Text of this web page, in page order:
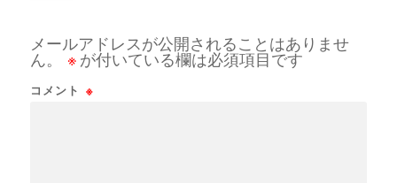
メールアドレスが公開されることはありませ
ん。
※ が付いている欄は必須項目です
コメント ※